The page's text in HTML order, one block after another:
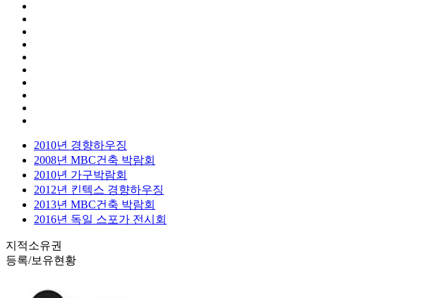
2010년 경향하우징
2008년 MBC건축 박람회
2010년 가구박람회
2012년 킨텍스 경향하우징
2013년 MBC건축 박람회
2016년 독일 스포가 전시회
지적소유권
등록/보유현황